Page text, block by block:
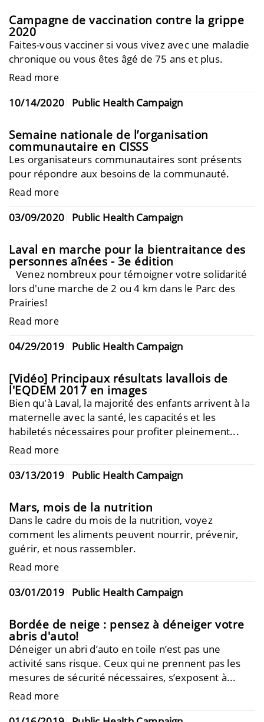
Campagne de vaccination contre la grippe
2020
Faites-vous vacciner si vous vivez avec une maladie
chronique ou vous êtes âgé de 75 ans et plus.
Read more
10/14/2020 Public Health Campaign
Semaine nationale de l’organisation
communautaire en CISSS
Les organisateurs communautaires sont présents
pour répondre aux besoins de la communauté.
Read more
03/09/2020 Public Health Campaign
Laval en marche pour la bientraitance des
personnes aînées - 3e édition
Venez nombreux pour témoigner votre solidarité
lors d'une marche de 2 ou 4 km dans le Parc des
Prairies!
Read more
04/29/2019 Public Health Campaign
[Vidéo] Principaux résultats lavallois de
l'EQDEM 2017 en images
Bien qu'à Laval, la majorité des enfants arrivent à la
maternelle avec la santé, les capacités et les
habiletés nécessaires pour profiter pleinement...
Read more
03/13/2019 Public Health Campaign
Mars, mois de la nutrition
Dans le cadre du mois de la nutrition, voyez
comment les aliments peuvent nourrir, prévenir,
guérir, et nous rassembler.
Read more
03/01/2019 Public Health Campaign
Bordée de neige : pensez à déneiger votre
abris d'auto!
Déneiger un abri d’auto en toile n’est pas une
activité sans risque. Ceux qui ne prennent pas les
mesures de sécurité nécessaires, s’exposent à...
Read more